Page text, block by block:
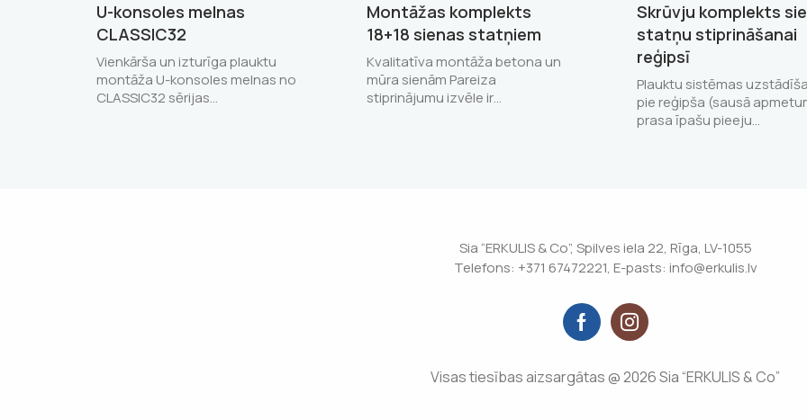
U-konsoles melnas
CLASSIC32
Vienkārša un izturīga plauktu
montāža U-konsoles melnas no
CLASSIC32 sērijas…
Montāžas komplekts
18+18 sienas statņiem
Kvalitatīva montāža betona un
mūra sienām Pareiza
stiprinājumu izvēle ir…
Skrūvju komplekts
statņu stiprināšanai
reģipsī
Plauktu sistēmas
pie reģipša (sausā
prasa īpašu pieeju…
Sia “ERKULIS & Co”, Spilves iela 22, Rīga, LV-1055
Telefons: +371 67472221, E-pasts: info@erkulis.lv
Visas tiesības aizsargātas @ 2026 Sia “ERKULIS & Co”